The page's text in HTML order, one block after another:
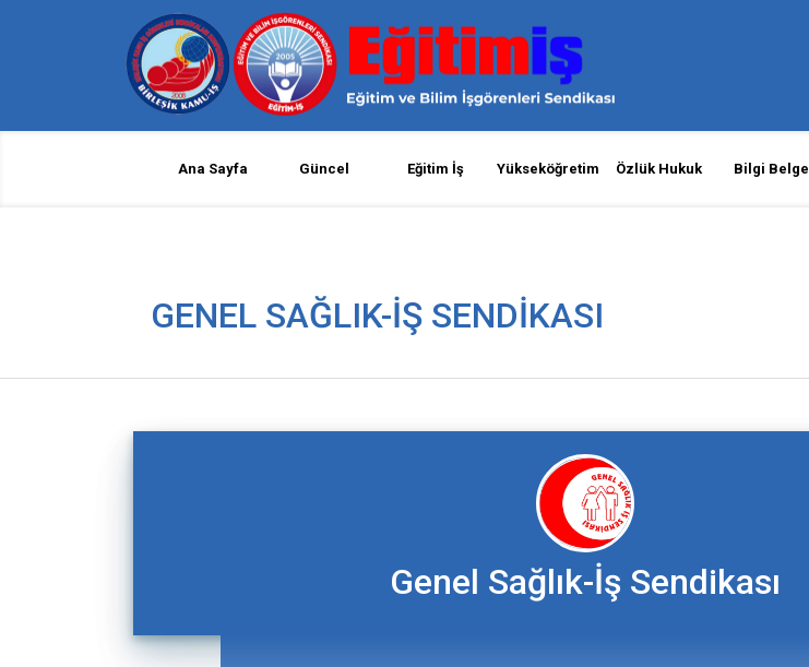
Ana Sayfa Güncel Eğitim İş Yükseköğretim Özlük Hukuk Bilgi Belge
GENEL SAĞLIK-İŞ SENDIKASI
Genel Sağlık-İş Sendikası